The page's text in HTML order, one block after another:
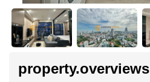
property.overviews